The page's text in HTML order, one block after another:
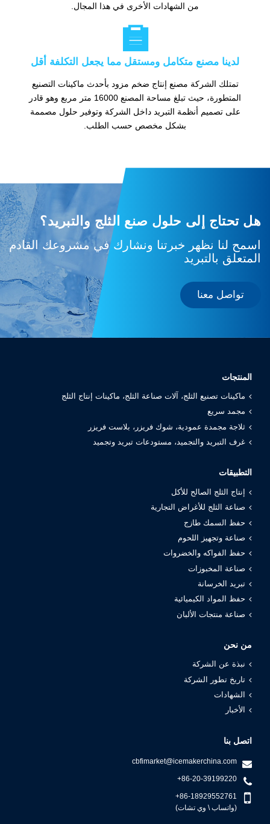
من الشهادات الأخرى في هذا المجال.

لدينا مصنع متكامل ومستقل مما يجعل التكلفة أقل
تمتلك الشركة مصنع إنتاج ضخم مزود بأحدث ماكينات التصنيع
المتطورة، حيث تبلغ مساحة المصنع 16000 متر مربع وهو قادر
على تصميم أنظمة التبريد داخل الشركة وتوفير حلول مصممة
بشكل مخصص حسب الطلب.
هل تحتاج إلى حلول صنع الثلج والتبريد؟
اسمح لنا نظهر خبرتنا ونشارك في مشروعك القادم
المتعلق بالتبريد
تواصل معنا
المنتجات
ماكينات تصنيع الثلج، آلات صناعة الثلج، ماكينات إنتاج الثلج
مجمد سريع
ثلاجة مجمدة عمودية، شوك فريزر، بلاست فريزر
غرف التبريد والتجميد، مستودعات تبريد وتجميد
التطبيقات
إنتاج الثلج الصالح للأكل
صناعة الثلج للأغراض التجارية
حفظ السمك طازج
صناعة وتجهيز اللحوم
حفظ الفواكه والخضروات
صناعة المخبوزات
تبريد الخرسانة
حفظ المواد الكيميائية
صناعة منتجات الألبان
من نحن
نبذة عن الشركة
تاريخ تطور الشركة
الشهادات
الأخبار
اتصل بنا
cbfimarket@icemakerchina.com
+86-20-39199220
+86-18929552761
(واتساب \ وي تشات)